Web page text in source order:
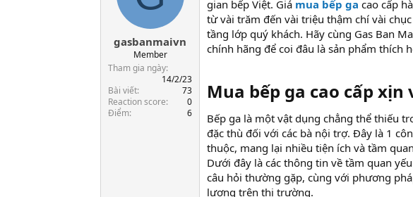
a
t
r
gasbanmaivn
Member
Tham gia ngày
14/2/23
Bài viết
73
Reaction score
0
Điểm
6
gian bếp Việt. Giá mua bếp ga cao cấp
từ vài trăm đến vài triệu thậm chí vài
tầng lớp quý khách. Hãy cùng Gas Ban
chính hãng để coi đâu là sản phẩm thích
Mua bếp ga cao cấp xịn
Bếp ga là một vật dụng chẳng thể thiếu
đặc thù đối với các bà nội trợ. Đây là 1
thuộc, mang lại nhiều tiện ích và tầm
Dưới đây là các thông tin về tầm quan
câu hỏi thường gặp, cùng với phương
lượng trên thị trường.